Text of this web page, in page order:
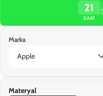
21
SAAT
:
Marka
Materyal